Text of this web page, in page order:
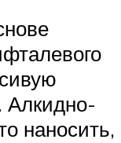
Алкидно-
наносить,